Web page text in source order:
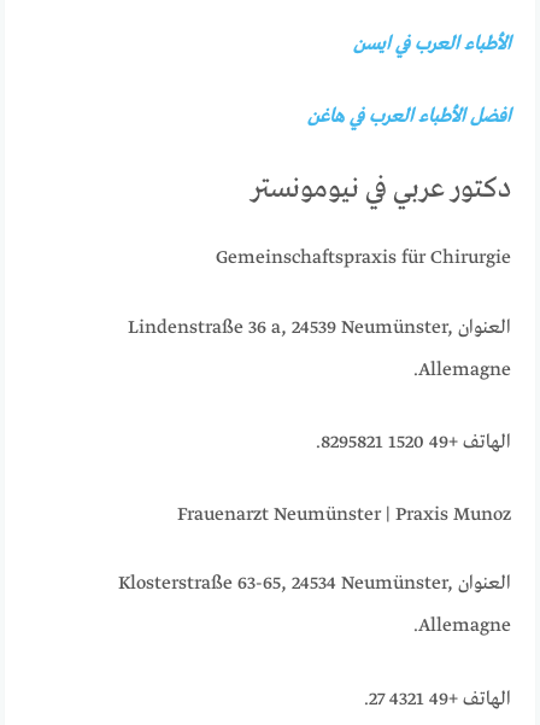
الأطباء العرب في ايسن
افضل الأطباء العرب في هاغن
دكتور عربي في نيومونستر
Gemeinschaftspraxis für Chirurgie
العنوان Lindenstraße 36 a, 24539 Neumünster,
Allemagne.
الهاتف +49 1520 8295821.
Frauenarzt Neumünster | Praxis Munoz
العنوان Klosterstraße 63-65, 24534 Neumünster,
Allemagne.
الهاتف +49 4321 27.